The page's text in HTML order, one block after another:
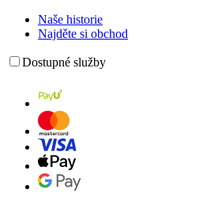
Naše historie
Najděte si obchod
Dostupné služby